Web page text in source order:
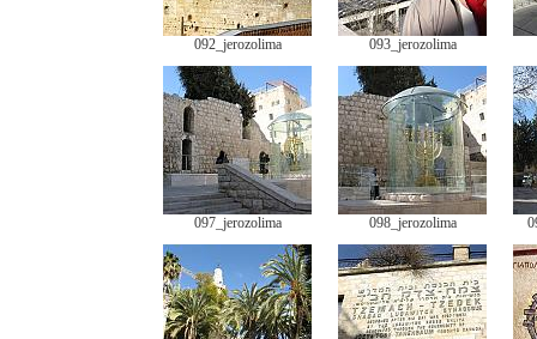
092_jerozolima 093_jerozolima
097_jerozolima 098_jerozolima